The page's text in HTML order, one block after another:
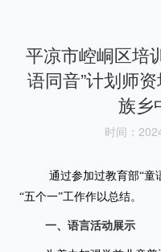
平凉市崆峒区培
语同音”计划师
族乡
时间：
通过参加过教育部“童
“五个一”工作作以总结。
一、语言活动展示